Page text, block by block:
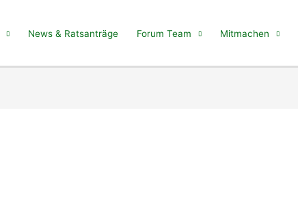
News & Ratsanträge Forum Team Mitmachen